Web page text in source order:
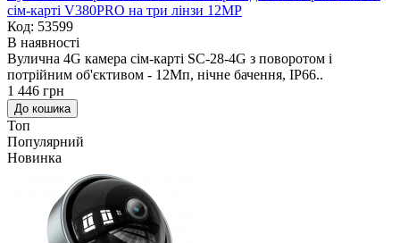
сім-карті V380PRO на три лінзи 12MP
Код: 53599
В наявності
Вулична 4G камера сім-карті SC-28-4G з поворотом і
потрійним об'єктивом - 12Мп, нічне бачення, IP66..
1 446 грн
До кошика
Топ
Популярний
Новинка